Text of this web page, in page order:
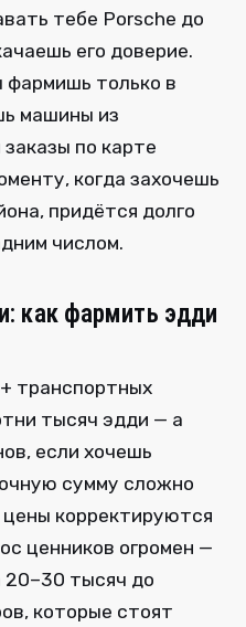
тебе Porsche до
его доверие.
фармишь только в
машины из
по карте
когда захочешь
придётся долго
числом.
как фармить эдди
транспортных
тысяч эдди — а
если хочешь
сумму сложно
цены корректируются
ценников огромен —
20–30 тысяч до
которые стоят